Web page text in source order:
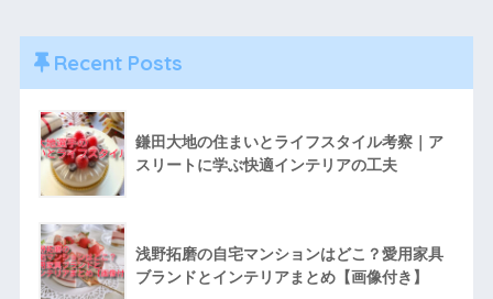
Recent Posts
鎌田大地の住まいとライフスタイル考察｜ア
スリートに学ぶ快適インテリアの工夫
浅野拓磨の自宅マンションはどこ？愛用家具
ブランドとインテリアまとめ【画像付き】